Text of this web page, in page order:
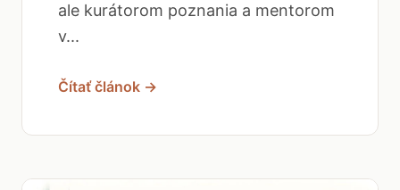
ale kurátorom poznania a mentorom
v...
Čítať článok →